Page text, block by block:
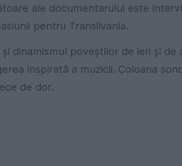
ale documentarului este
pentru Transilvania.
dinamismul poveştilor de ieri şi de
inspirată a muzicii. Coloana
de dor.